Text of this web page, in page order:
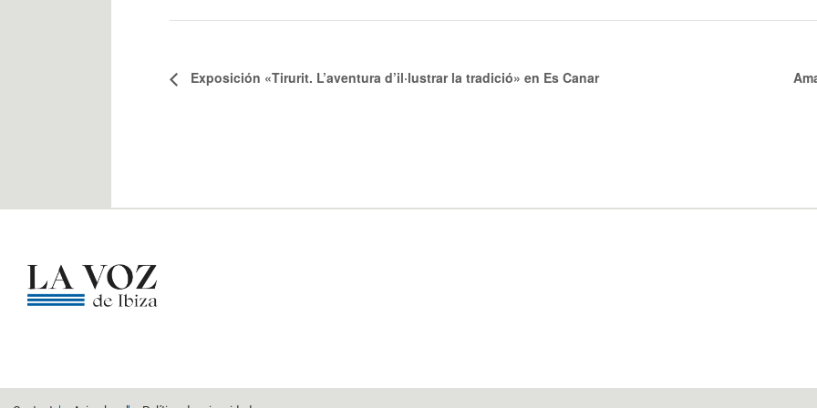
Exposición «Tirurit. L’aventura d’il·lustrar la tradició» en Es Canar